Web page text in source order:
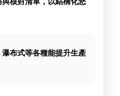
布式等各種能提升生產